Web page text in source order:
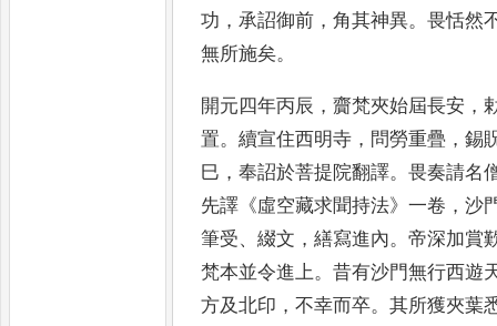
功 ，承詔御前 ，角其神異。畏恬然
無所施矣。
開元四年丙辰 ，齎梵夾始屆長安 ，
置。續宣住西明寺 ， 問勞重疊 ，錫
巳 ，奉詔於菩提院翻譯。畏奏請名
先譯 《虛空藏求聞持法》一卷 ，沙
筆受、綴文 ，繕寫進內。帝深加賞
梵本並令進上。昔有沙門無行西遊
方及北印 ，不幸而卒。其所獲夾葉